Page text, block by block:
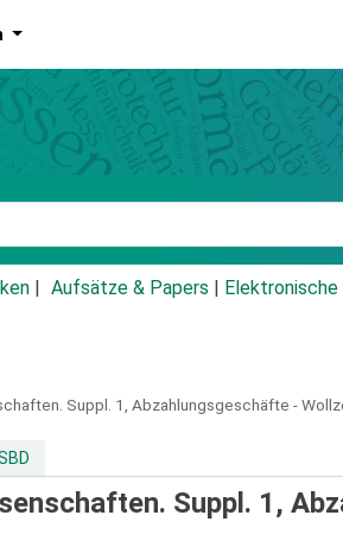
Aufsätze & Papers
Suppl. 1, Abzahlungsgeschäfte -
Suppl. 1,